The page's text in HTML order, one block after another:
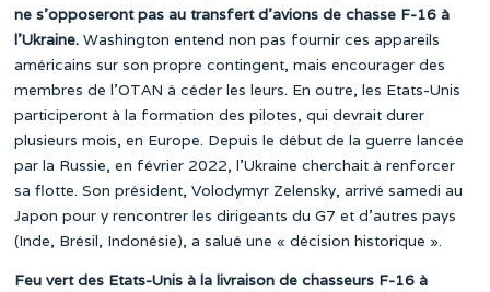
ne s’opposeront pas au transfert d’avions de chasse F-16 à
l’Ukraine. Washington entend non pas fournir ces appareils
américains sur son propre contingent, mais encourager des
membres de l’OTAN à céder les leurs. En outre, les Etats-Unis
participeront à la formation des pilotes, qui devrait durer
plusieurs mois, en Europe. Depuis le début de la guerre lancée
par la Russie, en février 2022, l’Ukraine cherchait à renforcer
sa flotte. Son président, Volodymyr Zelensky, arrivé samedi au
Japon pour y rencontrer les dirigeants du G7 et d’autres pays
(Inde, Brésil, Indonésie), a salué une « décision historique ».
Feu vert des Etats-Unis à la livraison de chasseurs F-16 à